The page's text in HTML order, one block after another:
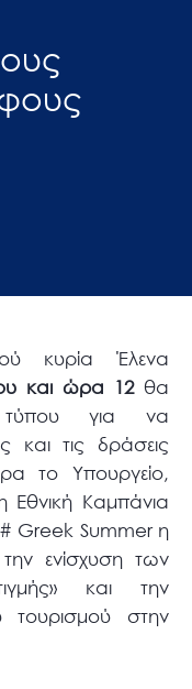
κυρία Έλενα
και ώρα 12θα
τύπου για να
και τις δράσεις
το Υπουργείο,
Εθνική Καμπάνια
Greek Summer η
ενίσχυση των
και την
τουρισμού στην